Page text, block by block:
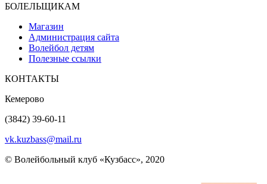
БОЛЕЛЬЩИКАМ
Магазин
Администрация сайта
Волейбол детям
Полезные ссылки
КОНТАКТЫ
Кемерово
(3842) 39-60-11
vk.kuzbass@mail.ru
© Волейбольный клуб «Кузбасс», 2020